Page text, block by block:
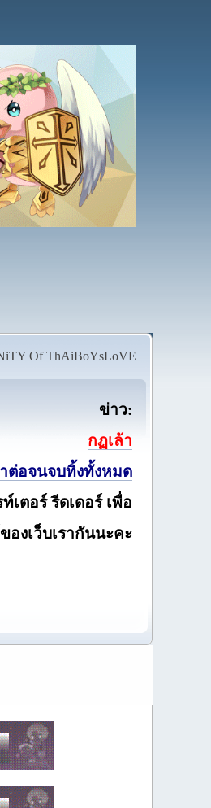
Of ThAiBoYsLoVE
ข่าว:
กฏเล้า
ต่อจนจบทิ้งทั้งหมด
เตอร์ รีดเดอร์ เพื่อ
งเว็บเรากันนะคะ